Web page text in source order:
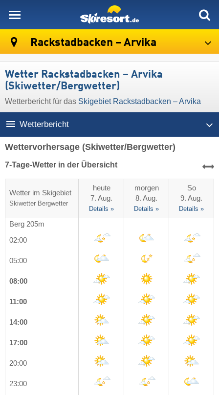
Rackstadbacken – Arvika
Wetter Rackstadbacken – Arvika
(Skiwetter/Bergwetter)
Wetterbericht für das Skigebiet Rackstadbacken – Arvika
Wetterbericht
Wettervorhersage (Skiwetter/Bergwetter)
7-Tage-Wetter in der Übersicht
Wetter im Skigebiet
Skiwetter Bergwetter
heute
7. Aug.
Details »
morgen
8. Aug.
Details »
So
9. Aug.
Details »
Berg 205m
02:00
05:00
08:00
11:00
14:00
17:00
20:00
23:00